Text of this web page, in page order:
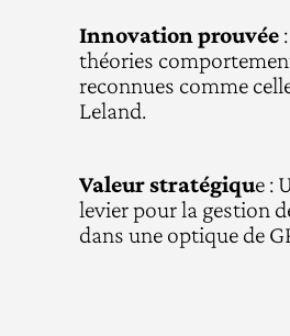
Innovation prouvée:
théories
reconnues comme
Leland.
Valeur stratégique :
levier pour la gestion
dans une optique de